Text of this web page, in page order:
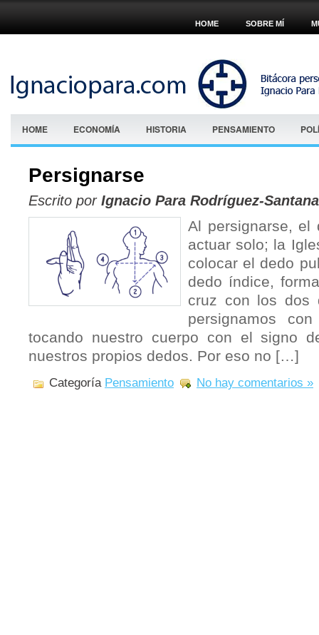
HOME SOBRE MÍ
HOME ECONOMÍA HISTORIA PENSAMIENTO
Persignarse
Escrito por Ignacio Para Rodríguez-Santana
Al persignarse, el
actuar solo; la
colocar el dedo
dedo índice,
cruz con los dos
persignamos
tocando nuestro cuerpo con el signo
nuestros propios dedos. Por eso no […]
Categoría Pensamiento No hay comentarios »